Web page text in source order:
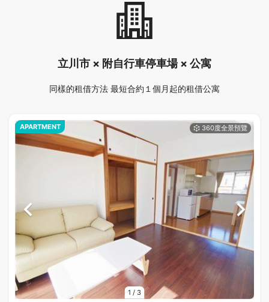
立川市 × 附自行車停車場 × 公寓
同樣的租借方法 最短合約１個月起的租借公寓
1 / 3
APARTMENT